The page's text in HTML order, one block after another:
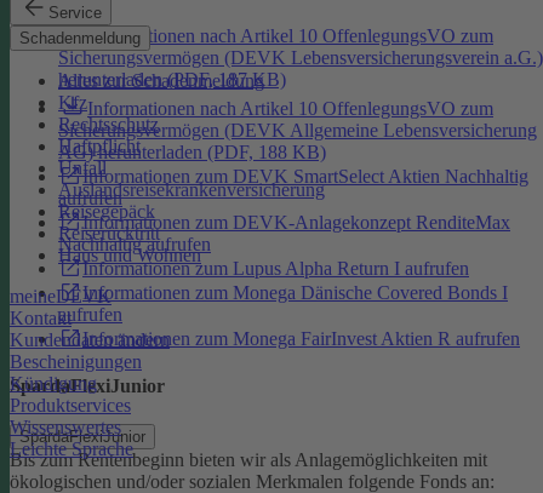
Service
Schadenmeldung
Alles zur Schadenmeldung
Kfz
Rechtsschutz
Haftpflicht
Unfall
Auslandsreisekrankenversicherung
Reisegepäck
Reiserücktritt
Haus und Wohnen
meineDEVK
Kontakt
Kundendaten ändern
Bescheinigungen
Kündigung
Produktservices
Wissenswertes
Leichte Sprache
Informationen nach Artikel 10 OffenlegungsVO zum
Sicherungsvermögen (DEVK Lebensversicherungsverein a.G.)
herunterladen (PDF, 187 KB)
Informationen nach Artikel 10 OffenlegungsVO zum
Sicherungsvermögen (DEVK Allgemeine Lebensversicherung
AG) herunterladen (PDF, 188 KB)
Informationen zum DEVK SmartSelect Aktien Nachhaltig
aufrufen
Informationen zum DEVK-Anlagekonzept RenditeMax
Nachhaltig aufrufen
Informationen zum Lupus Alpha Return I aufrufen
Informationen zum Monega Dänische Covered Bonds I
aufrufen
Informationen zum Monega FairInvest Aktien R aufrufen
SpardaFlexiJunior
SpardaFlexiJunior
Bis zum Rentenbeginn bieten wir als Anlagemöglichkeiten mit
ökologischen und/oder sozialen Merkmalen folgende Fonds an: